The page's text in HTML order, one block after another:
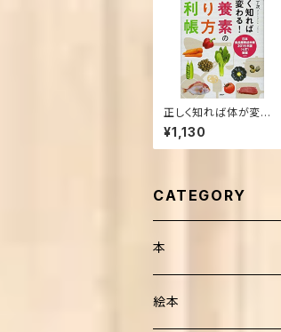
正しく知れば体が変わ
る! 栄養素の摂り方便利
帳 (単行本（ソフトカバ
ー）)
¥1,130
CATEGORY
本
健康・療法・医薬
絵本